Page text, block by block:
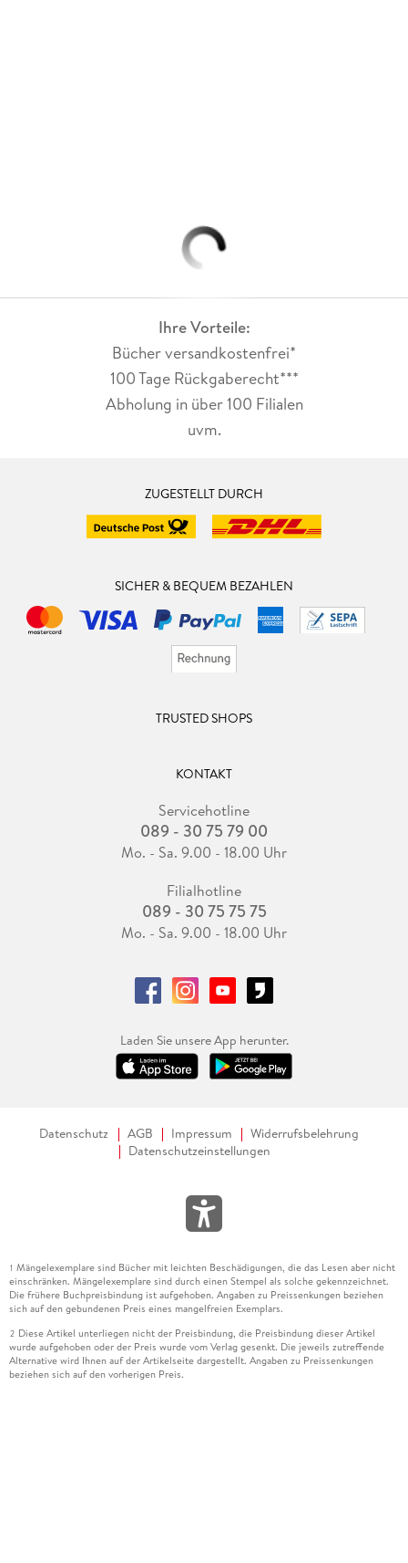
Ihre Vorteile:
Bücher versandkostenfrei*
100 Tage Rückgaberecht***
Abholung in über 100 Filialen
uvm.
ZUGESTELLT DURCH
SICHER & BEQUEM BEZAHLEN
TRUSTED SHOPS
KONTAKT
Servicehotline
089 - 30 75 79 00
Mo. - Sa. 9.00 - 18.00 Uhr
Filialhotline
089 - 30 75 75 75
Mo. - Sa. 9.00 - 18.00 Uhr
Laden Sie unsere App herunter.
Datenschutz AGB Impressum
Widerrufsbelehrung
Datenschutzeinstellungen
1 Mängelexemplare sind Bücher mit leichten Beschädigungen, die das Lesen aber nicht
einschränken. Mängelexemplare sind durch einen Stempel als solche gekennzeichnet.
Die frühere Buchpreisbindung ist aufgehoben. Angaben zu Preissenkungen beziehen
sich auf den gebundenen Preis eines mangelfreien Exemplars.
2 Diese Artikel unterliegen nicht der Preisbindung, die Preisbindung dieser Artikel
wurde aufgehoben oder der Preis wurde vom Verlag gesenkt. Die jeweils zutreffende
Alternative wird Ihnen auf der Artikelseite dargestellt. Angaben zu Preissenkungen
beziehen sich auf den vorherigen Preis.